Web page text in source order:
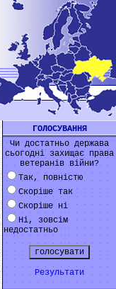
ГОЛОСУВАННЯ
Чи достатньо держава
сьогодні захищає права
ветеранів війни?
Так, повністю
Скоріше так
Скоріше ні
Ні, зовсім
недостатньо
Результати